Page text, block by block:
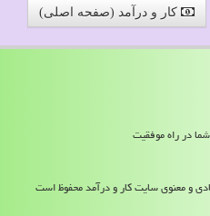
کار و درآمد (صفحه اصلی)
در راه موفقیت